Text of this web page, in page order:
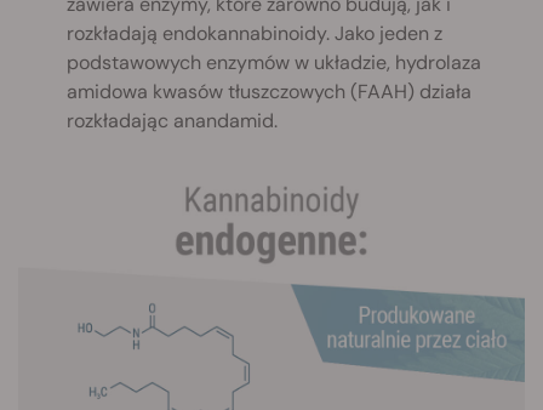
rozkładają endokannabinoidy. Jako jeden z
podstawowych enzymów w układzie, hydrolaza
amidowa kwasów tłuszczowych (FAAH) działa
rozkładając anandamid.